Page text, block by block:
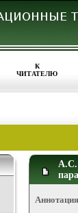
К
ЧИТАТЕЛЮ
А.С.